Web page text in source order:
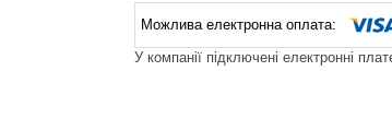
У компанії підключені електронні